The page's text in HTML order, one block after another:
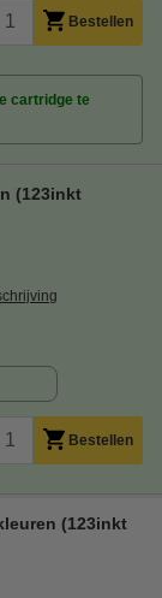
Bestellen
cartridge te
(123inkt
Bestellen
(123inkt